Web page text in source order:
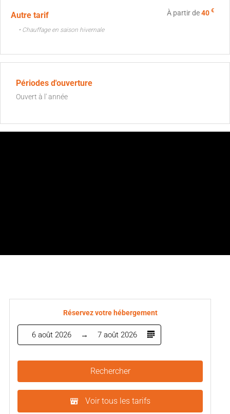
Autre tarif À partir de40 €
• Chauffage en saison hivernale
Périodes d'ouverture
Ouvert à l' année
Réservez votre hébergement
6 août 2026 7 août 2026
Rechercher
Voir tous les tarifs